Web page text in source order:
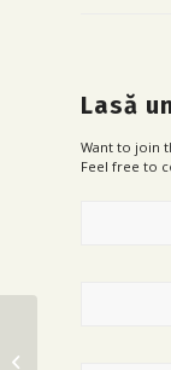
Lasă
Want to join
Feel free to